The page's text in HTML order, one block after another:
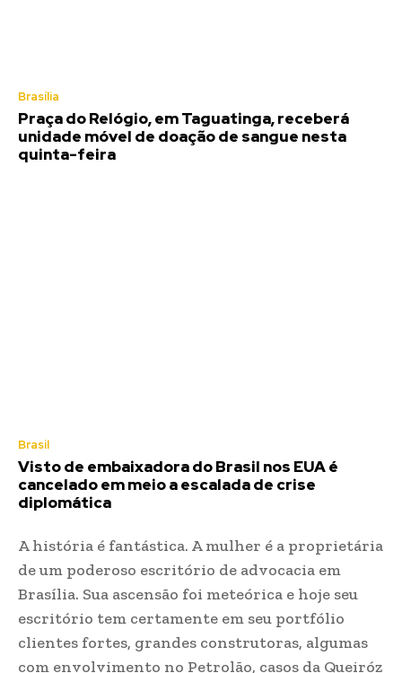
Brasília
Praça do Relógio, em Taguatinga, receberá
unidade móvel de doação de sangue nesta
quinta-feira
Brasil
Visto de embaixadora do Brasil nos EUA é
cancelado em meio a escalada de crise
diplomática
A história é fantástica. A mulher é a proprietária
de um poderoso escritório de advocacia em
Brasília. Sua ascensão foi meteórica e hoje seu
escritório tem certamente em seu portfólio
clientes fortes, grandes construtoras, algumas
com envolvimento no Petrolão, casos da Queiróz